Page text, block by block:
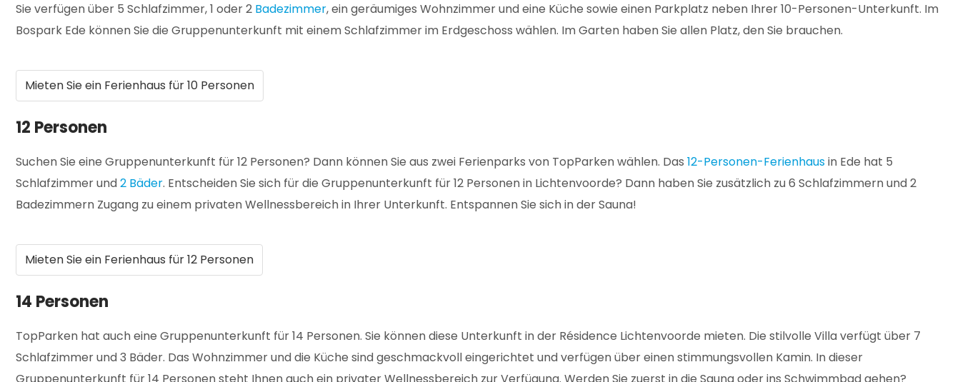
Sie verfügen über 5 Schlafzimmer, 1 oder 2 Badezimmer, ein geräumiges Wohnzimmer und eine Küche sowie einen Parkplatz neben Ihrer 10-Personen-Unterkunft. Im
Bospark Ede können Sie die Gruppenunterkunft mit einem Schlafzimmer im Erdgeschoss wählen. Im Garten haben Sie allen Platz, den Sie brauchen.
Mieten Sie ein Ferienhaus für 10 Personen
12 Personen
Suchen Sie eine Gruppenunterkunft für 12 Personen? Dann können Sie aus zwei Ferienparks von TopParken wählen. Das 12-Personen-Ferienhausin Ede hat 5
Schlafzimmer und2 Bäder. Entscheiden Sie sich für die Gruppenunterkunft für 12 Personen in Lichtenvoorde? Dann haben Sie zusätzlich zu 6 Schlafzimmern und 2
Badezimmern Zugang zu einem privaten Wellnessbereich in Ihrer Unterkunft. Entspannen Sie sich in der Sauna!
Mieten Sie ein Ferienhaus für 12 Personen
14 Personen
TopParken hat auch eine Gruppenunterkunft für 14 Personen. Sie können diese Unterkunft in der Résidence Lichtenvoorde mieten. Die stilvolle Villa verfügt über 7
Schlafzimmer und 3 Bäder. Das Wohnzimmer und die Küche sind geschmackvoll eingerichtet und verfügen über einen stimmungsvollen Kamin. In dieser